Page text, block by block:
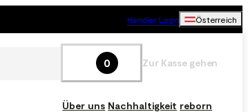
Händler Login Österreich
0 Zur Kasse gehen
Über uns Nachhaltigkeit reborn